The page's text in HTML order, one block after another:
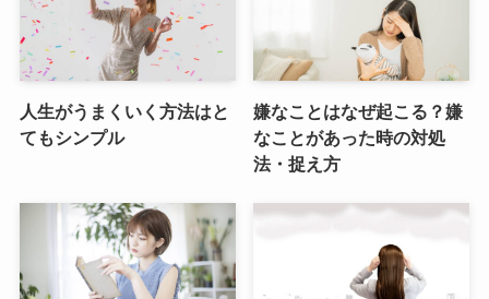
人生がうまくいく方法はと
てもシンプル
嫌なことはなぜ起こる？嫌
なことがあった時の対処
法・捉え方